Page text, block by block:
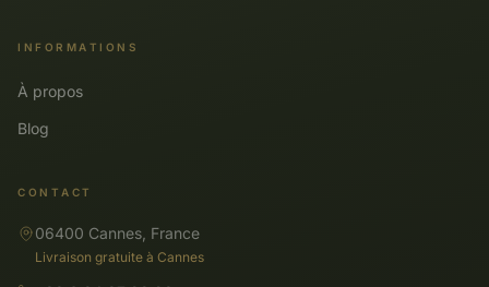
INFORMATIONS
À propos
Blog
CONTACT
06400 Cannes, France
Livraison gratuite à Cannes